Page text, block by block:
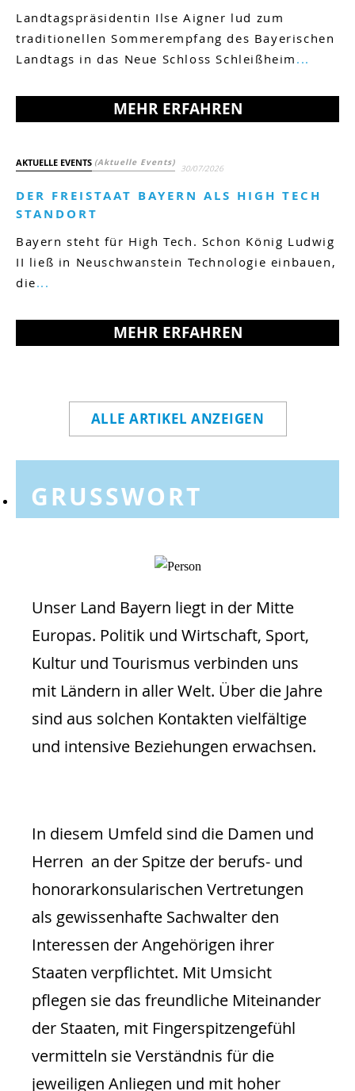
Landtagspräsidentin Ilse Aigner lud zum
traditionellen Sommerempfang des Bayerischen
Landtags in das Neue Schloss Schleißheim ...
MEHR ERFAHREN
AKTUELLE EVENTS (Aktuelle Events)
30/07/2026
DER FREISTAAT BAYERN ALS HIGH TECH
STANDORT
Bayern steht für High Tech. Schon König Ludwig
II ließ in Neuschwanstein Technologie einbauen,
die...
MEHR ERFAHREN
ALLE ARTIKEL ANZEIGEN
GRUSSWORT
Unser Land Bayern liegt in der Mitte
Europas. Politik und Wirtschaft, Sport,
Kultur und Tourismus verbinden uns
mit Ländern in aller Welt. Über die Jahre
sind aus solchen Kontakten vielfältige
und intensive Beziehungen erwachsen.
In diesem Umfeld sind die Damen und
Herren an der Spitze der berufs- und
honorarkonsularischen Vertretungen
als gewissenhafte Sachwalter den
Interessen der Angehörigen ihrer
Staaten verpflichtet. Mit Umsicht
pflegen sie das freundliche Miteinander
der Staaten, mit Fingerspitzengefühl
vermitteln sie Verständnis für die
jeweiligen Anliegen und mit hoher